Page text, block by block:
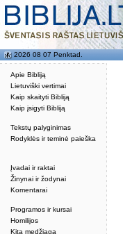
Apie Bibliją
Lietuviški vertimai
Kaip skaityti Bibliją
Kaip įsigyti Bibliją
Tekstų palyginimas
Rodyklės ir teminė paieška
Įvadai ir raktai
Žinynai ir žodynai
Komentarai
Programos ir kursai
Homilijos
Kita medžiaga
2026 08 07 Penktad.